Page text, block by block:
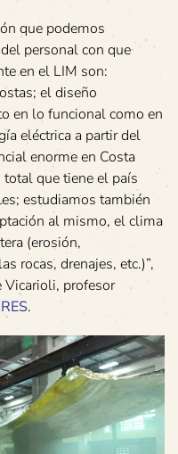
que podemos
personal con que
en el LIM son:
el diseño
en lo funcional como en
eléctrica a partir del
enorme en Costa
que tiene el país
estudiamos también
al mismo, el clima
(erosión,
rocas, drenajes, etc.)”,
Vicarioli, profesor
.